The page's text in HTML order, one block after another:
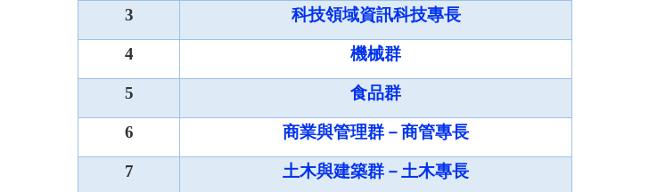
3 科技領域資訊科技專長
4 機械群
5 食品群
6 商業與管理群－商管專長
7 土木與建築群－土木專長